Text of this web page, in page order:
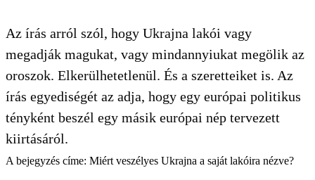
Az írás arról szól, hogy Ukrajna lakói vagy
megadják magukat, vagy mindannyiukat megölik az
oroszok. Elkerülhetetlenül. És a szeretteiket is. Az
írás egyediségét az adja, hogy egy európai politikus
tényként beszél egy másik európai nép tervezett
kiirtásáról.
A bejegyzés címe: Miért veszélyes Ukrajna a saját lakóira nézve?